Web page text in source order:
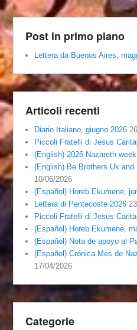
Post in primo piano
Lettera da Buenos Aires,
Articoli recenti
Diario Italiano, giugno 2026
Piccoli Fratelli di Jesus
(English) 2026 Nazareth
(English) Be Brothers Uk and
10/06/2026
(Español) Horeb Ekumene,
Lettera di Pentecoste 2026
Piccoli Fratelli di Jesus
(Español) Horeb Ekumene,
(Español) Nota de apoyo al
(Español) Crónica Mes de
17/04/2026
Categorie